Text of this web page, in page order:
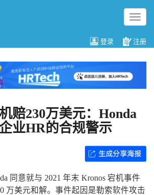
切
换
航
登录 注册
赔230万美元：Honda
业HR的合规警示
同意就与 2021 年末 Kronos 宕机事件
万美元和解。事件起因是勒索软件攻击